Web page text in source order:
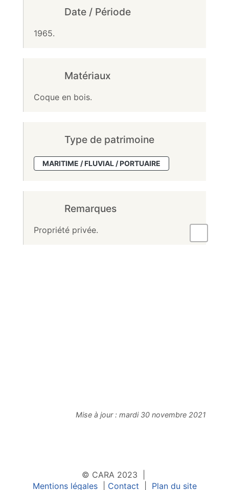
Date / Période
1965.
Matériaux
Coque en bois.
Type de patrimoine
MARITIME / FLUVIAL / PORTUAIRE
Remarques
Propriété privée.
Mise à jour : mardi 30 novembre 2021
© CARA 2023 |
Mentions légales| Contact Plan du site